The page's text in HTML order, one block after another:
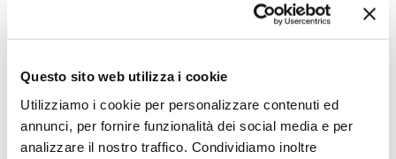
Questo sito web utilizza i cookie
Utilizziamo i cookie per personalizzare contenuti ed
annunci, per fornire funzionalità dei social media e per
analizzare il nostro traffico. Condividiamo inoltre